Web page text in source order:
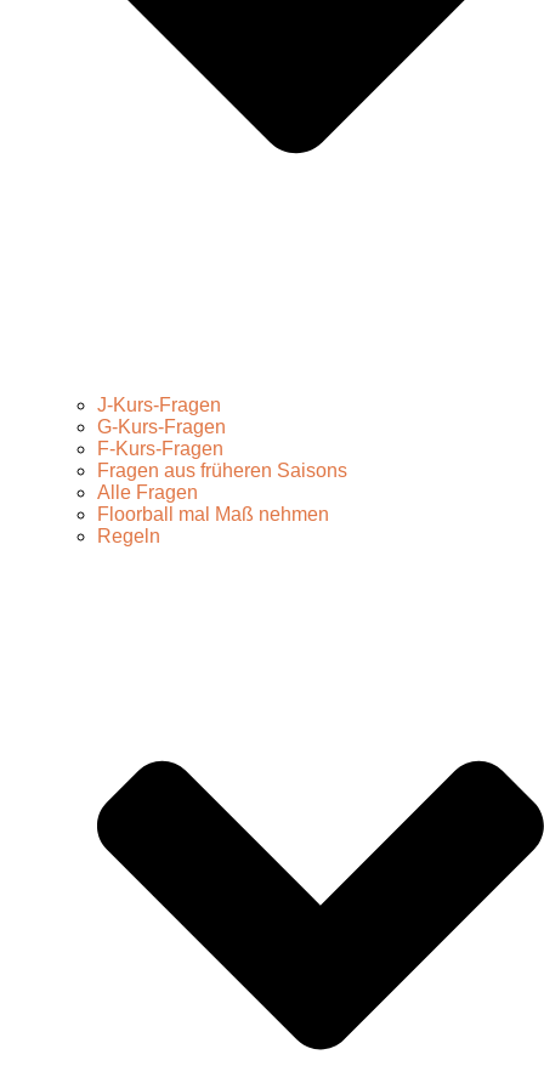
J-Kurs-Fragen
G-Kurs-Fragen
F-Kurs-Fragen
Fragen aus früheren Saisons
Alle Fragen
Floorball mal Maß nehmen
Regeln